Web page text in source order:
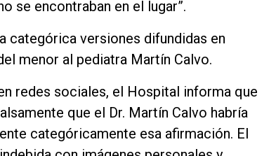
se encontraban en el lugar”.
categórica versiones difundidas en
menor al pediatra Martín Calvo.
redes sociales, el Hospital informa que
que el Dr. Martín Calvo habría
categóricamente esa afirmación. El